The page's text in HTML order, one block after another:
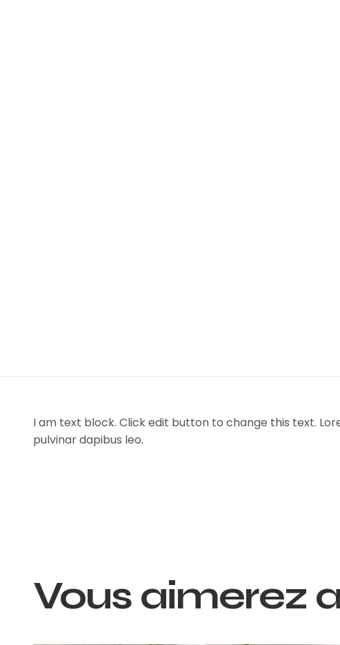
I am text block. Click edit button to change this text.
pulvinar dapibus leo.
Vous aimerez